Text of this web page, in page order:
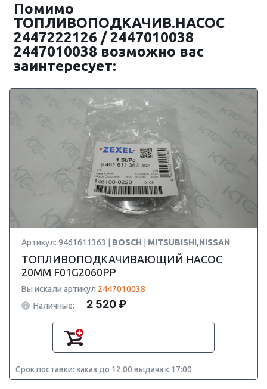
Помимо
ТОПЛИВОПОДКАЧИВ.НАСОС
2447222126 / 2447010038
2447010038 возможно вас
заинтересует:
Артикул: 9461611363 | BOSCH MITSUBISHI,NISSAN
ТОПЛИВОПОДКАЧИВАЮЩИЙ НАСОС
20MM F01G2060PP
Вы искали артикул 2447010038
Наличные:
2 520 ₽
Срок поставки: заказ до 12:00 выдача к 17:00